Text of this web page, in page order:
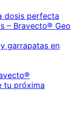
dosis perfecta
– Bravecto® Geo
garrapatas en
tu próxima